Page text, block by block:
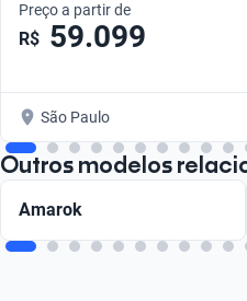
Preço a partir de
R$ 59.099
São Paulo
Outros modelos
Amarok